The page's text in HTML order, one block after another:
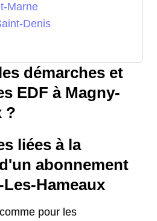
Marne
Denis
démarches et
EDF à Magny-
?
liées à la
abonnement
Hameaux
pour les